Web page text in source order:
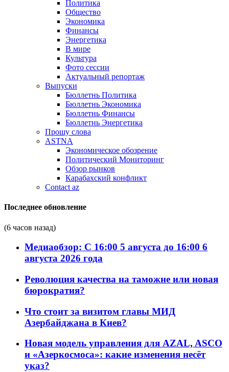
Политика
Общество
Экономика
Финансы
Энергетика
В мире
Культура
Фото сессии
Актуальный репортаж
Выпуски
Бюллетнь Политика
Бюллетнь Экономика
Бюллетнь Финансы
Бюллетнь Энергетика
Прошу слова
ASTNA
Экономическое обозрение
Политический Мониторинг
Обзор рынков
Карабахский конфликт
Contact az
Последнее обновление
(6 часов назад)
Медиаобзор: С 16:00 5 августа до 16:00 6
августа 2026 года
Революция качества на таможне или новая
бюрократия?
Что стоит за визитом главы МИД
Азербайджана в Киев?
Новая модель управления для AZAL, ASCO
и «Азеркосмоса»: какие изменения несёт
указ?